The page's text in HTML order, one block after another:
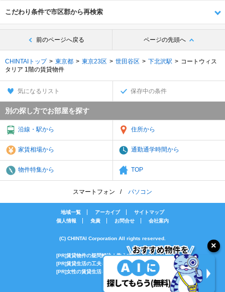
こだわり条件で市区郡から再検索
前のページへ戻る ページの先頭へ
CHINTAIトップ 東京都 東京23区 世田谷区 下北沢駅
コートウィス
タリア 1階の賃貸物件
気になるリスト 保存中の条件
別の探し方でお部屋を探す
沿線・駅から 住所から
家賃相場から 通勤通学時間から
物件特集から TOP
スマートフォン パソコン
地域一覧 アーカイブ
サイトマップ
個人情報
免責 お問合せ 会社案内
(C) CHINTAI Corporation All rights reserved.
[PR]賃貸物件の疑問解決！教えてエイブルAGENT
[PR]賃貸生活の工夫を紹介！CHINTAI情報局
[PR]女性の賃貸生活を応援！Woman.CHINTAI